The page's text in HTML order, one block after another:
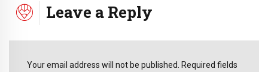
Leave a Reply
Your email address will not be published. Required fields